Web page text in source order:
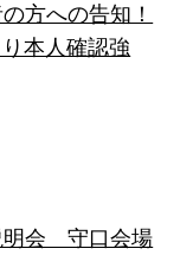
方への告知！
本人確認強
明会 守口会場